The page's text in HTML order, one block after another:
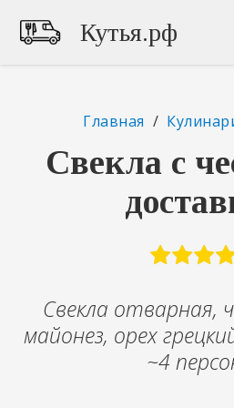
Кутья.рф
Главная /
Свекла с
Свекла отварная,
майонез, орех
~4